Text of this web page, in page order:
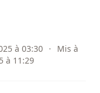
à 03:30 ·
Mis à
à 11:29